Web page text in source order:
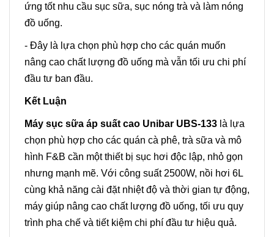
ứng tốt nhu cầu sục sữa, sục nóng trà và làm nóng
đồ uống.
- Đây là lựa chọn phù hợp cho các quán muốn
nâng cao chất lượng đồ uống mà vẫn tối ưu chi phí
đầu tư ban đầu.
Kết Luận
Máy sục sữa áp suất cao Unibar UBS-133 là lựa
chọn phù hợp cho các quán cà phê, trà sữa và mô
hình F&B cần một thiết bị sục hơi độc lập, nhỏ gọn
nhưng mạnh mẽ. Với công suất 2500W, nồi hơi 6L
cùng khả năng cài đặt nhiệt độ và thời gian tự động,
máy giúp nâng cao chất lượng đồ uống, tối ưu quy
trình pha chế và tiết kiệm chi phí đầu tư hiệu quả.